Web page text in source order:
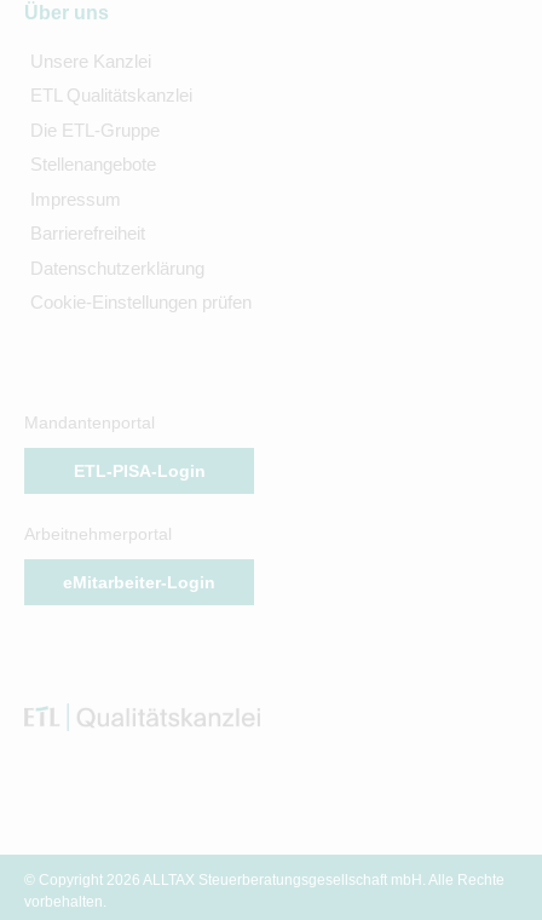
Über uns
Unsere Kanzlei
ETL Qualitätskanzlei
Die ETL-Gruppe
Stellenangebote
Impressum
Barrierefreiheit
Datenschutzerklärung
Cookie-Einstellungen prüfen
Mandantenportal
ETL-PISA-Login
Arbeitnehmerportal
eMitarbeiter-Login
© Copyright 2026 ALLTAX Steuerberatungsgesellschaft mbH. Alle Rechte
vorbehalten.